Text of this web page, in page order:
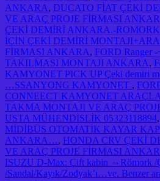
ANKARA, DUCATO FİAT ÇEKİ
VE ARAÇ PROJE FİRMASI
ÇEKİ DEMİRİ ANKARA.-
İÇİN ÇEKİ DEMİRİ
FİRMASI ANKARA, FORD Ranger
TAKILMASI MONTAJI ANKARA,
KAMYONET PICK UP Çeki demiri
…SSANYONG KAMYONET ,
CONNEECT KAMYONET
TAKMA MONTAJI VE ARAÇ
USTA MÜHENDİSLİK 05323118894,
MİDİBÜS OTOMATİK KAYAR
ANKARA…, HONDA CRV ÇEKİ
VE ARAÇ PROJE FİRMASI
ISUZU D-Max: Çift kabin ⇔Römork /
/Sandal/Kayık/Zodyak’ı…ve. Benzer